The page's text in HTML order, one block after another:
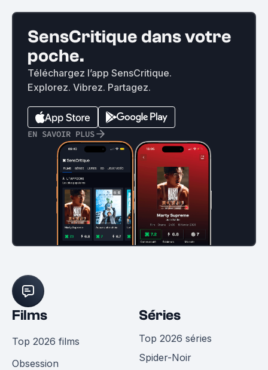
SensCritique dans votre
poche.
Téléchargez l’app SensCritique.
Explorez. Vibrez. Partagez.
EN SAVOIR PLUS
Films
Top 2026 films
Obsession
Séries
Top 2026 séries
Spider-Noir